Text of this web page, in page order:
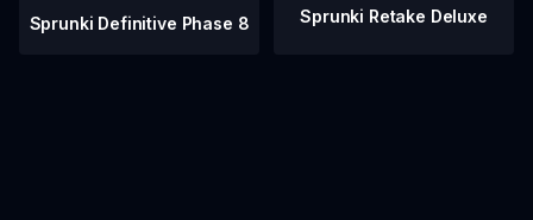
Sprunki Definitive Phase 8 Sprunki Retake Deluxe